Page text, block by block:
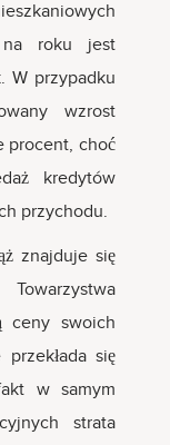
roku jest
W przypadku
wzrost
procent, choć
kredytów
przychodu.
znajduje się
ceny swoich
się
w samym
strata